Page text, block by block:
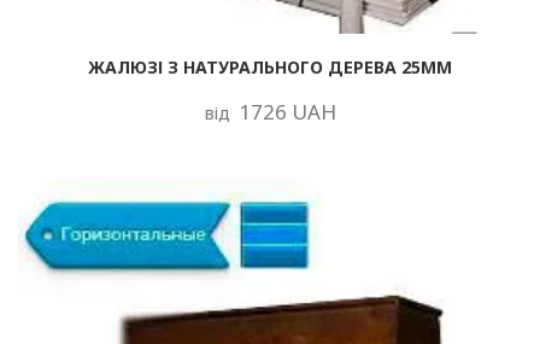
ЖАЛЮЗІ З НАТУРАЛЬНОГО ДЕРЕВА 25ММ
від 1726 UAH